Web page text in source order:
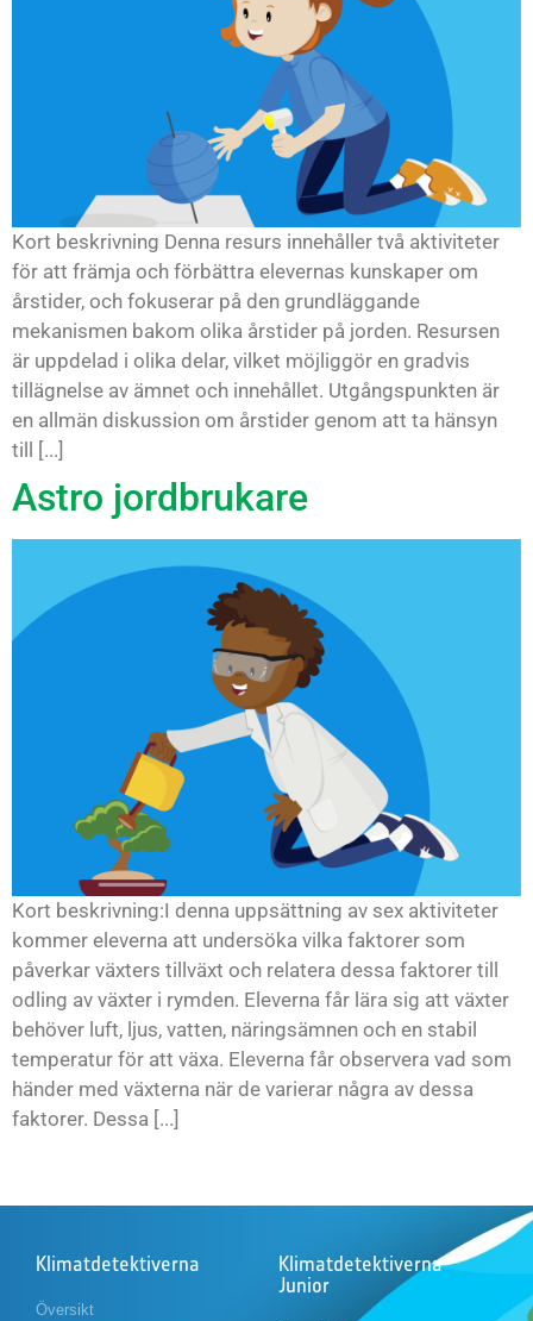
Kort beskrivning Denna resurs innehåller två aktiviteter
för att främja och förbättra elevernas kunskaper om
årstider, och fokuserar på den grundläggande
mekanismen bakom olika årstider på jorden. Resursen
är uppdelad i olika delar, vilket möjliggör en gradvis
tillägnelse av ämnet och innehållet. Utgångspunkten är
en allmän diskussion om årstider genom att ta hänsyn
till [...]
Astro jordbrukare
Kort beskrivning:I denna uppsättning av sex aktiviteter
kommer eleverna att undersöka vilka faktorer som
påverkar växters tillväxt och relatera dessa faktorer till
odling av växter i rymden. Eleverna får lära sig att växter
behöver luft, ljus, vatten, näringsämnen och en stabil
temperatur för att växa. Eleverna får observera vad som
händer med växterna när de varierar några av dessa
faktorer. Dessa [...]
Klimatdetektiverna
Översikt
Klimatdetektiverna
Junior